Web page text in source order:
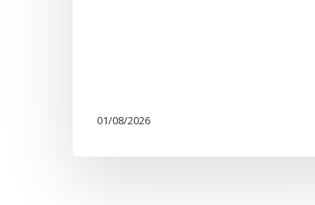
01/08/2026